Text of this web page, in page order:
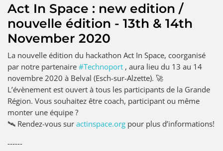
Act In Space : new edition /
nouvelle édition - 13th & 14th
November 2020
La nouvelle édition du hackathon Act In Space, coorganisé
par notre partenaire #Technoport , aura lieu du 13 au 14
novembre 2020 à Belval (Esch-sur-Alzette). 🚀
L’évènement est ouvert à tous les participants de la Grande
Région. Vous souhaitez être coach, participant ou même
monter une équipe ?
🛰 Rendez-vous sur actinspace.org pour plus d’informations!
------